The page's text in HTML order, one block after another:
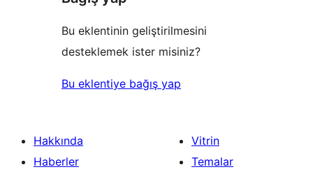
Bu eklentinin geliştirilmesini
desteklemek ister misiniz?
Bu eklentiye bağış yap
Hakkında
Haberler
Vitrin
Temalar